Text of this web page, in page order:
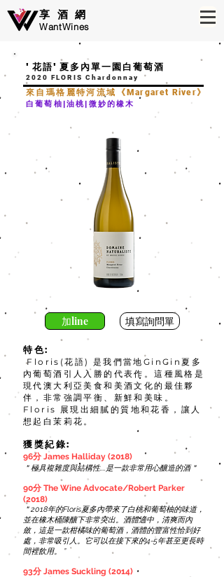
享酒網
WantWines
'花語'夏多內單一園白葡萄酒
2020 FLORIS Chardonnay
來自瑪格麗特河流域《 ​Margaret River》
白葡萄柚|油桃|微妙的橡木
加line 填寫詢問單
特色:
Floris(花語) 是我們當地GinGin夏多
內葡萄酒引人入勝的代表作。這種風格是
現代澳大利亞美食和美酒文化的最佳夥
伴，非常強調平衡、新鮮和美味。
Floris 展現出細膩的質地和花香，讓人
想起白茉莉花。
獲獎紀錄:
96分 James Halliday (2018)
＂極具複雜度與結構性....是一款非常用心釀造的酒＂
90分 The Wine Advocate/Robert Parker
(2018)
＂2018年的Floris夏多內帶來了白桃和葡萄柚的味道，
並在橡木桶陳釀下非常突出。酒體適中，清爽而內
斂，這是一款柑橘味的葡萄酒，酒體的豐富性恰到好
處，非常吸引人。它可以在接下來的4-5年甚至更長時
間裡飲用。 ”
93分 James Suckling (2014)